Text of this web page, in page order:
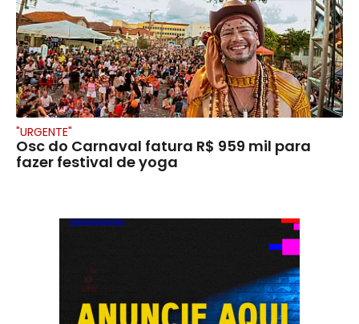
"URGENTE"
Osc do Carnaval fatura R$ 959 mil para
fazer festival de yoga